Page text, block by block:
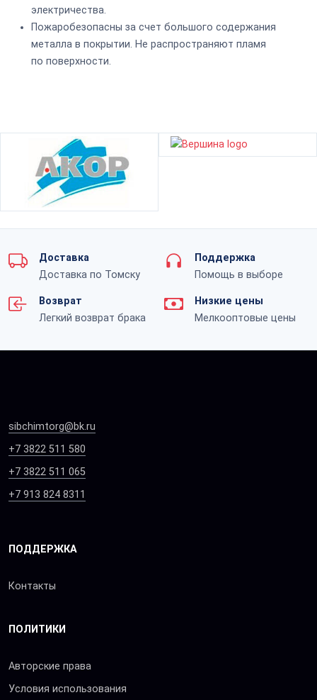
электричества.
Пожаробезопасны за счет большого содержания
металла в покрытии. Не распространяют пламя
по поверхности.
Доставка
Доставка по Томску
Поддержка
Помощь в выборе
Возврат
Легкий возврат брака
Низкие цены
Мелкооптовые цены
sibchimtorg@bk.ru
+7 3822 511 580
+7 3822 511 065
+7 913 824 8311
ПОДДЕРЖКА
Контакты
ПОЛИТИКИ
Авторские права
Условия использования